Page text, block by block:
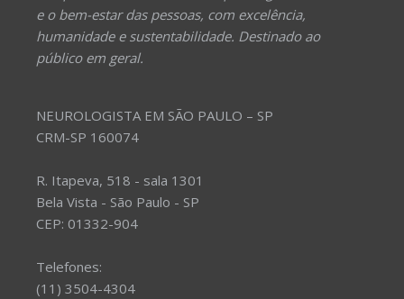
e o bem-estar das pessoas, com excelência,
humanidade e sustentabilidade. Destinado ao
público em geral.
NEUROLOGISTA EM SÃO PAULO – SP
CRM-SP 160074
R. Itapeva, 518 - sala 1301
Bela Vista - São Paulo - SP
CEP: 01332-904
Telefones:
(11) 3504-4304